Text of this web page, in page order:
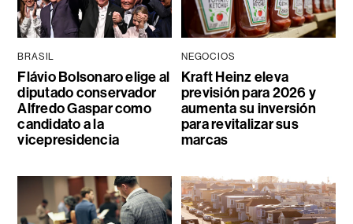
BRASIL
Flávio Bolsonaro elige al
diputado conservador
Alfredo Gaspar como
candidato a la
vicepresidencia
NEGOCIOS
Kraft Heinz eleva
previsión para 2026 y
aumenta su inversión
para revitalizar sus
marcas